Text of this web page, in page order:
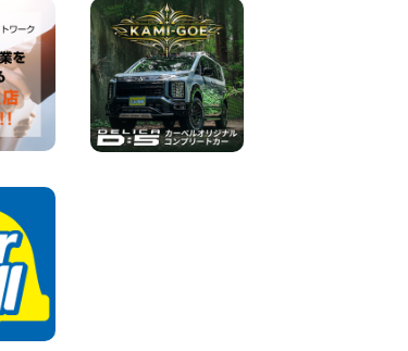
【カーシェアのレンタカーが
2台になりました!】 岐阜県 各
務原那加店
100円レンタカー 各務原那加
2026年08月06日
体調崩してませんか?? 兵庫県
加古川店
100円レンタカー 加古川
ハイエースワゴンGL!!クルー
ズコントロールが付いてい
る〜!! 福島県 福島笹木野店